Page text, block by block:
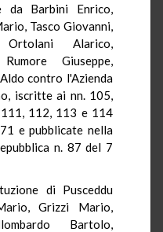
da Barbini Enrico,
Tasco Giovanni,
Ortolani Alarico,
Giuseppe,
contro l'Azienda
iscritte ai nn. 105,
112, 113 e 114
e pubblicate nella
n. 87 del 7
di Pusceddu
Grizzi Mario,
Bartolo,